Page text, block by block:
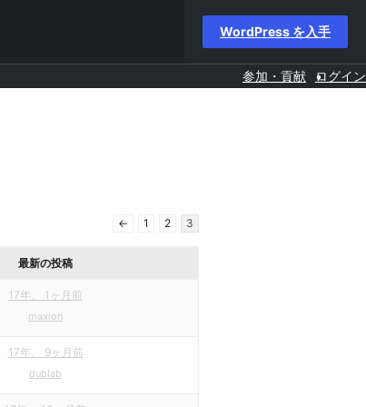
WordPress を入手
参加・貢献 ログイン
← 1 2 3
最新の投稿
17年、 1ヶ月前
maxion
17年、 9ヶ月前
dublab